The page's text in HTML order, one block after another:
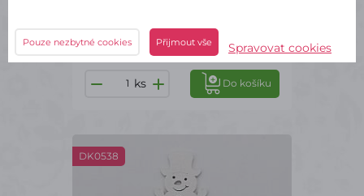
27 Kč s DPH
ks Do košíku
DK0538
Pouze nezbytné cookies Přijmout vše Spravovat cookies